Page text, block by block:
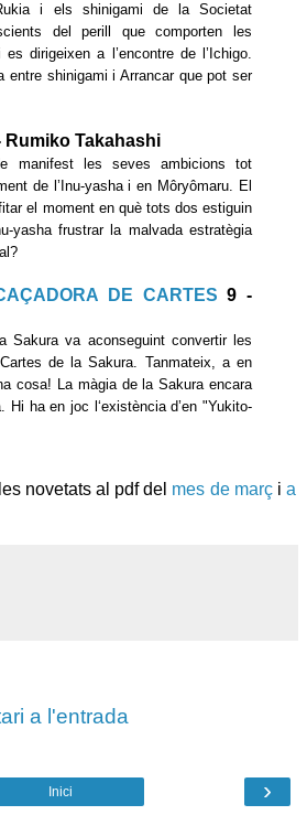
i els shinigami de la Societat
del perill que comporten les
dirigeixen a l’encontre de l’Ichigo.
entre shinigami i Arrancar que pot ser
Rumiko Takahashi
manifest les seves ambicions tot
de l’Inu-yasha i en Môryômaru. El
el moment en què tots dos estiguin
yasha frustrar la malvada estratègia
DE CARTES 9 -
Sakura va aconseguint convertir les
de la Sakura. Tanmateix, a en
cosa! La màgia de la Sakura encara
Hi ha en joc l‘existència d’en "Yukito-
novetats al pdf del mes de marçia
a l'entrada
›
Inici